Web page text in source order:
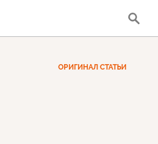
ОРИГИНАЛ СТАТЬИ